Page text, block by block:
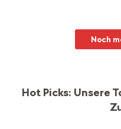
Noch
Hot Picks: Unsere